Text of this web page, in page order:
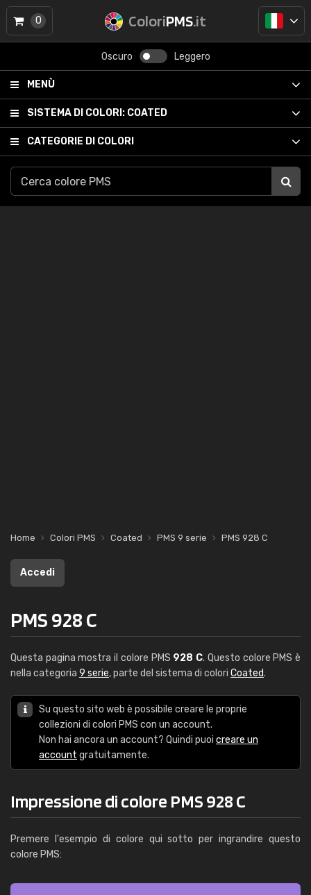
ColoriPMS.it
Oscuro Leggero
MENÙ
SISTEMA DI COLORI: COATED
CATEGORIE DI COLORI
0
Home Colori PMS Coated PMS 9 serie PMS 928 C
Accedi
PMS 928 C
Questa pagina mostra il colore PMS 928 C. Questo colore PMS è
nella categoria 9 serie, parte del sistema di colori Coated.
Su questo sito web è possibile creare le proprie
collezioni di colori PMS con un account.
Non hai ancora un account? Quindi puoi creare un
account gratuitamente.
Impressione di colore PMS 928 C
Premere l'esempio di colore qui sotto per ingrandire questo
colore PMS: